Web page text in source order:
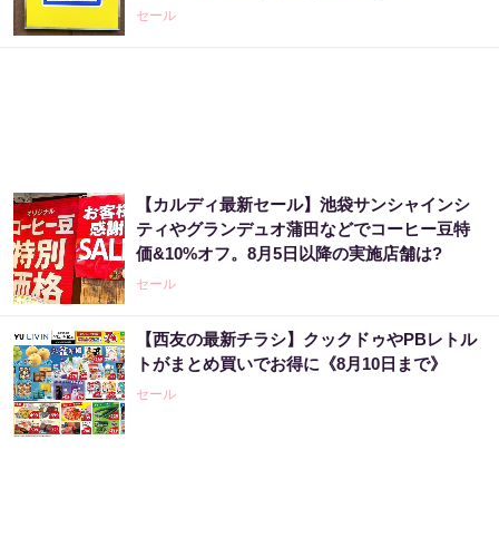
セール
【カルディ最新セール】池袋サンシャインシ
ティやグランデュオ蒲田などでコーヒー豆特
価&10%オフ。8月5日以降の実施店舗は?
セール
【西友の最新チラシ】クックドゥやPBレトル
トがまとめ買いでお得に《8月10日まで》
セール